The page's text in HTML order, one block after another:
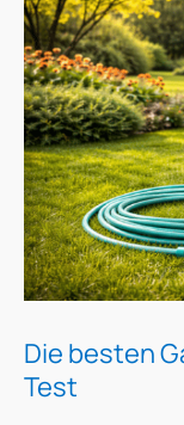
Die besten
Test